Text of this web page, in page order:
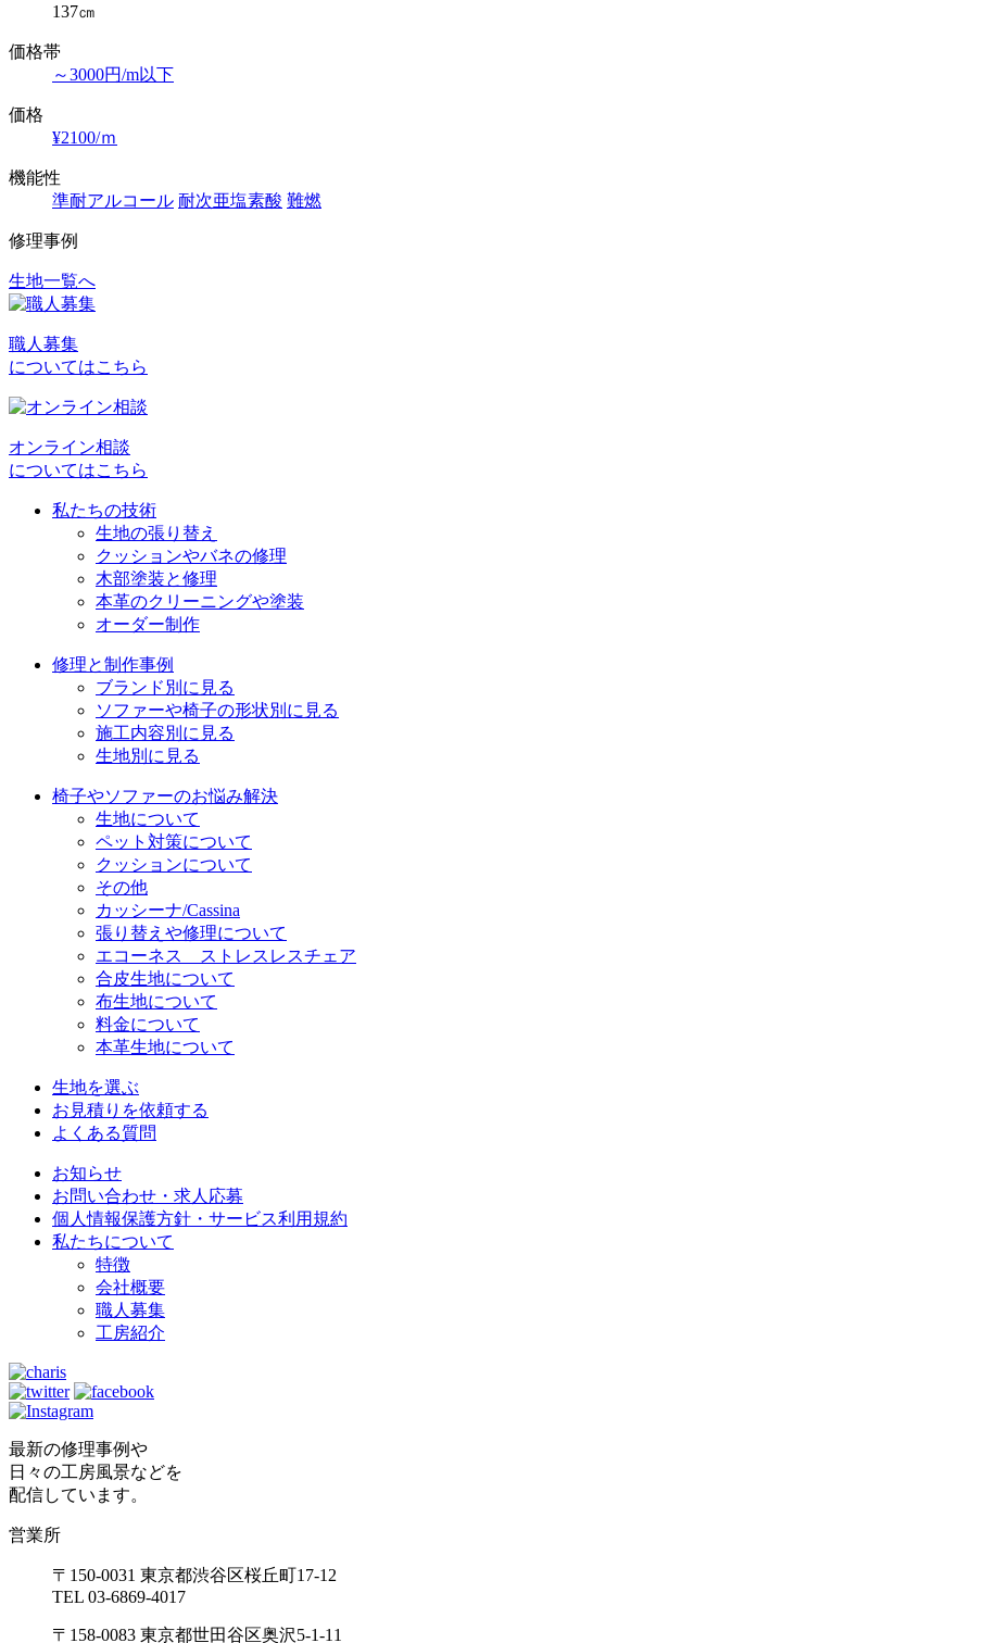
137㎝
価格帯
～3000円/m以下
価格
¥2100/ｍ
機能性
準耐アルコール 耐次亜塩素酸 難燃
修理事例
投
ナ
ビ
ー
生地一覧へ
職人募集
についてはこちら
オンライン相談
についてはこちら
私たちの技術
生地の張り替え
クッションやバネの修理
木部塗装と修理
本革のクリーニングや塗装
オーダー制作
修理と制作事例
ブランド別に見る
ソファーや椅子の形状別に見る
施工内容別に見る
生地別に見る
椅子やソファーのお悩み解決
生地について
ペット対策について
クッションについて
その他
カッシーナ/Cassina
張り替えや修理について
エコーネス ストレスレスチェア
合皮生地について
布生地について
料金について
本革生地について
生地を選ぶ
お見積りを依頼する
よくある質問
お知らせ
お問い合わせ・求人応募
個人情報保護方針・サービス利用規約
私たちについて
特徴
会社概要
職人募集
工房紹介
最新の修理事例や
日々の工房風景などを
配信しています。
営業所
〒150-0031 東京都渋谷区桜丘町17-12
TEL 03-6869-4017
〒158-0083 東京都世田谷区奥沢5-1-11